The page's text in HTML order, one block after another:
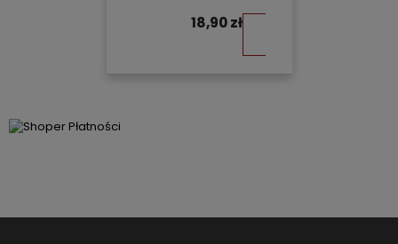
18,90 zł